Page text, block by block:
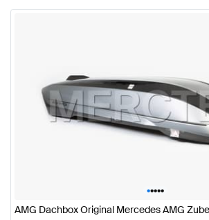
•••••
AMG Dachbox Original Mercedes AMG